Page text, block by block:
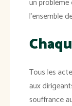
un
l'ensemble
Tous les
aux
souffrance